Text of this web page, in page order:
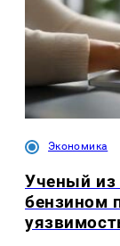
Экономика
Ученый из
бензином